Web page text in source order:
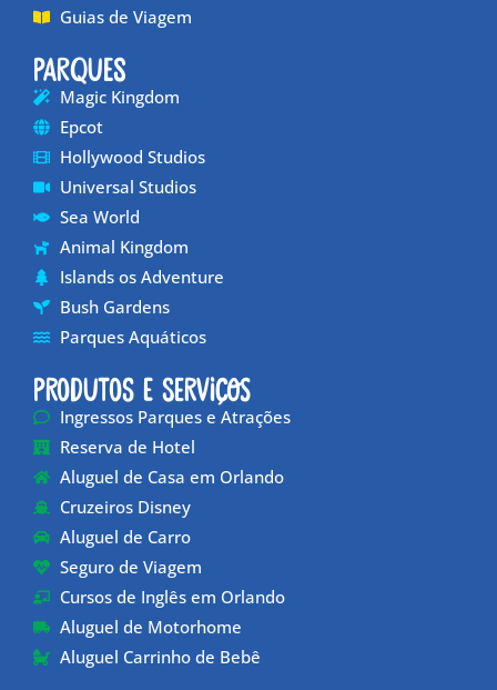
Guias de Viagem
Parques
Magic Kingdom
Epcot
Hollywood Studios
Universal Studios
Sea World
Animal Kingdom
Islands os Adventure
Bush Gardens
Parques Aquáticos
Produtos e Serviços
Ingressos Parques e Atrações
Reserva de Hotel
Aluguel de Casa em Orlando
Cruzeiros Disney
Aluguel de Carro
Seguro de Viagem
Cursos de Inglês em Orlando
Aluguel de Motorhome
Aluguel Carrinho de Bebê